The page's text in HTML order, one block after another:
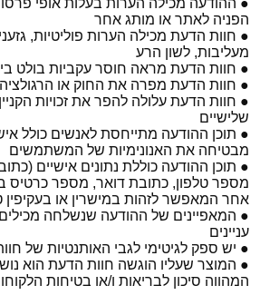
● ההודעה מכילה הערות בעלות אופי
הפניה לאתר או מותג אחר
● חוות הדעת מכילה הערות פוליטיות,
מעליבות, לשון הרע
● חוות הדעת מראה חוסר עקביות בולט
● חוות הדעת מפרה את החוק או הרגולציה
● חוות הדעת עלולה להפר את זכויות
שלישיים
● תוכן ההודעה מתייחסת לאנשים כולל
מבטיחה את האנונימיות של המשתמשים
● תוכן ההודעה כוללת נתונים אישיים
מספר טלפון, כתובת דואר, מספר כרטיס
אחר המאפשר לזהות במישרין או
● המאפיינים של ההודעה שנשלחה מכילים
עניינים
● יש ספק לגיטימי לגבי האותנטיות של
● המוצר שעליו הוגשה חוות הדעת הוא
המהווה סיכון לבריאות ו/או בטיחות